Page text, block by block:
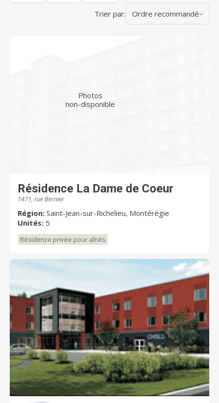
Trier par: Ordre recommandé
Photos
non-disponible
Résidence La Dame de Coeur
1471, rue Bernier
Région: Saint-Jean-sur-Richelieu, Montérégie
Unités: 5
Résidence privée pour aînés